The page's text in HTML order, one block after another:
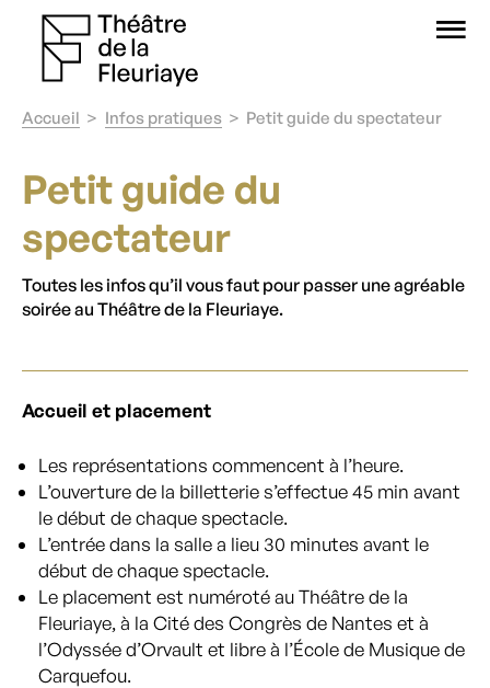
Accueil Infos pratiques Petit guide du spectateur
Petit guide du
spectateur
Toutes les infos qu’il vous faut pour passer une agréable
soirée au Théâtre de la Fleuriaye.
Accueil et placement
Les représentations commencent à l’heure.
L’ouverture de la billetterie s’effectue 45 min avant
le début de chaque spectacle.
L’entrée dans la salle a lieu 30 minutes avant le
début de chaque spectacle.
Le placement est numéroté au Théâtre de la
Fleuriaye, à la Cité des Congrès de Nantes et à
l’Odyssée d’Orvault et libre à l’École de Musique de
Carquefou.